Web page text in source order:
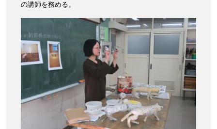
の講師を務める。